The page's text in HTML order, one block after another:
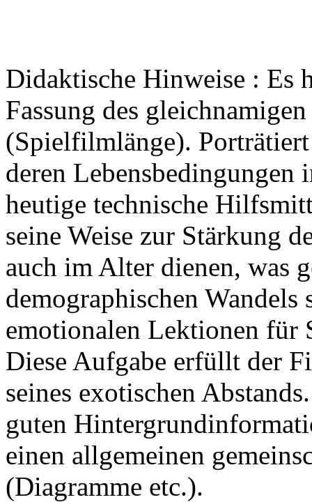
Didaktische Hinweise : Es
Fassung des
(Spielfilmlänge).
deren Lebensbedingungen
heutige technische
seine Weise zur Stärkung
auch im Alter dienen, was
demographischen
emotionalen Lektionen für
Diese Aufgabe erfüllt der
seines exotischen
guten
einen allgemeinen
(Diagramme etc.).